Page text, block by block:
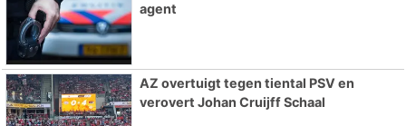
agent
AZ overtuigt tegen tiental PSV en
verovert Johan Cruijff Schaal